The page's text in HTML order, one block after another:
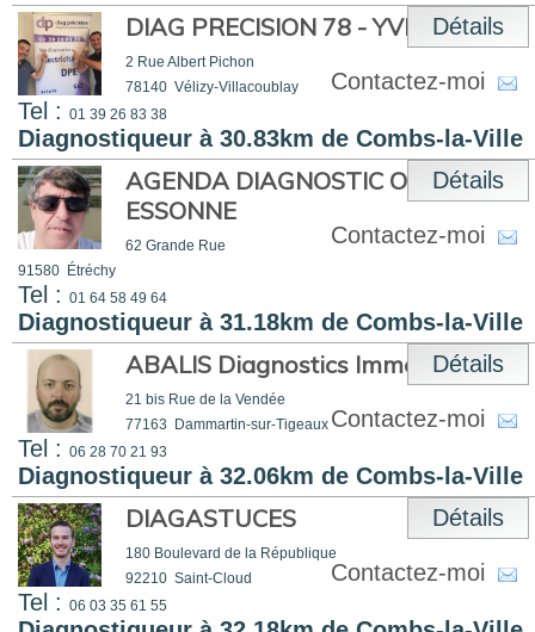
DIAG PRECISION 78 - YVELINES
2 Rue Albert Pichon
78140 Vélizy-Villacoublay
Tel : 01 39 26 83 38
Diagnostiqueur à 30.83km de Combs-la-Ville
Détails
Contactez-moi
AGENDA DIAGNOSTIC OUEST
ESSONNE
62 Grande Rue
91580 Étréchy
Tel : 01 64 58 49 64
Diagnostiqueur à 31.18km de Combs-la-Ville
Détails
Contactez-moi
ABALIS Diagnostics Immobiliers
21 bis Rue de la Vendée
77163
Dammartin-sur-Tigeaux
Tel : 06 28 70 21 93
Diagnostiqueur à 32.06km de Combs-la-Ville
Détails
Contactez-moi
DIAGASTUCES
180 Boulevard de la République
92210 Saint-Cloud
Tel : 06 03 35 61 55
Détails
Contactez-moi